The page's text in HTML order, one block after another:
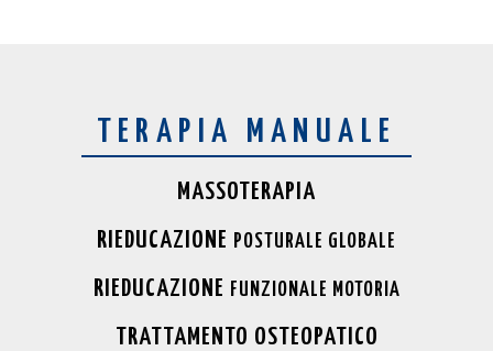
TERAPIA MANUALE
MASSOTERAPIA
RIEDUCAZIONE POSTURALE GLOBALE
RIEDUCAZIONE FUNZIONALE MOTORIA
TRATTAMENTO OSTEOPATICO